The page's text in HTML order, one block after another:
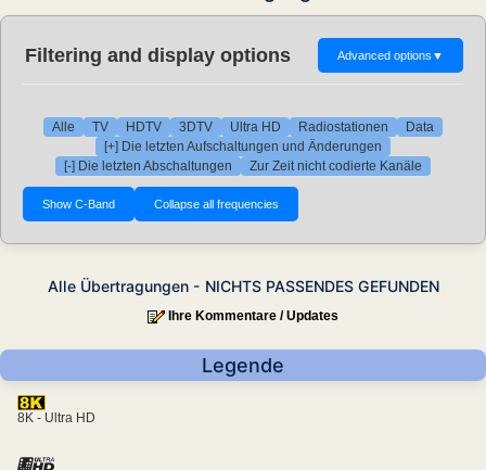
Filtering and display options Advanced options ▼
Alle TV HDTV 3DTV Ultra HD Radiostationen
Data
[+] Die letzten Aufschaltungen und Änderungen
[-] Die letzten Abschaltungen
Zur Zeit nicht codierte Kanäle
Alle Übertragungen - NICHTS PASSENDES GEFUNDEN
Ihre Kommentare / Updates
Legende
8K - Ultra HD